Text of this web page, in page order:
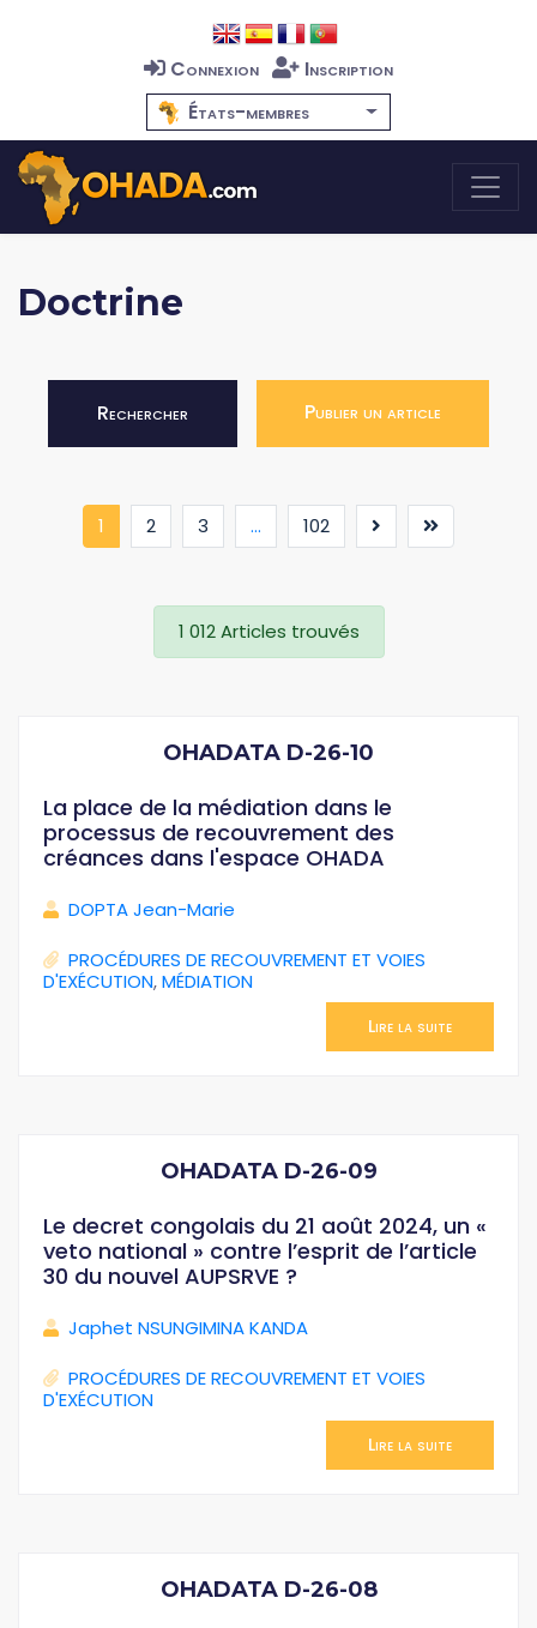
Connexion
Inscription
États-membres
Doctrine
Rechercher Publier un article
1 (current)
2 3 ... 102
1 012 Articles trouvés
OHADATA D-26-10
La place de la médiation dans le
processus de recouvrement des
créances dans l'espace OHADA
DOPTA Jean-Marie
PROCÉDURES DE RECOUVREMENT ET VOIES
D'EXÉCUTION,MÉDIATION
Lire la suite
OHADATA D-26-09
Le decret congolais du 21 août 2024, un «
veto national » contre l’esprit de l’article
30 du nouvel AUPSRVE ?
Japhet NSUNGIMINA KANDA
PROCÉDURES DE RECOUVREMENT ET VOIES
D'EXÉCUTION
Lire la suite
OHADATA D-26-08